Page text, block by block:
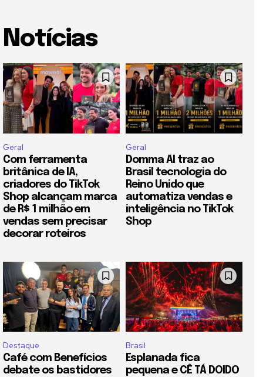
Notícias
Geral
Com ferramenta
britânica de IA,
criadores do TikTok
Shop alcançam marca
de R$ 1 milhão em
vendas sem precisar
decorar roteiros
Geral
Domma AI traz ao
Brasil tecnologia do
Reino Unido que
automatiza vendas e
inteligência no TikTok
Shop
Destaque
Café com Benefícios
debate os bastidores
Brasil
Esplanada fica
pequena e CÊ TÁ DOIDO